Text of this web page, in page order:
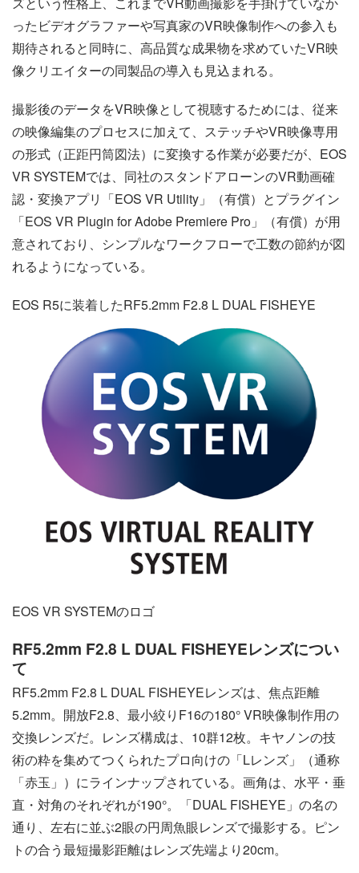
ったビデオグラファーや写真家のVR映像制作への参入も
期待されると同時に、高品質な成果物を求めていたVR映
像クリエイターの同製品の導入も見込まれる。
撮影後のデータをVR映像として視聴するためには、従来
の映像編集のプロセスに加えて、ステッチやVR映像専用
の形式（正距円筒図法）に変換する作業が必要だが、EOS
VR SYSTEMでは、同社のスタンドアローンのVR動画確
認・変換アプリ「EOS VR Utility」（有償）とプラグイン
「EOS VR Plugin for Adobe Premiere Pro」（有償）が用
意されており、シンプルなワークフローで工数の節約が図
れるようになっている。
EOS R5に装着したRF5.2mm F2.8 L DUAL FISHEYE
EOS VR SYSTEMのロゴ
RF5.2mm F2.8 L DUAL FISHEYEレンズについ
て
RF5.2mm F2.8 L DUAL FISHEYEレンズは、焦点距離
5.2mm。開放F2.8、最小絞りF16の180° VR映像制作用の
交換レンズだ。レンズ構成は、10群12枚。キヤノンの技
術の粋を集めてつくられたプロ向けの「Lレンズ」（通称
「赤玉」）にラインナップされている。画角は、水平・垂
直・対角のそれぞれが190°。「DUAL FISHEYE」の名の
通り、左右に並ぶ2眼の円周魚眼レンズで撮影する。ピン
トの合う最短撮影距離はレンズ先端より20cm。